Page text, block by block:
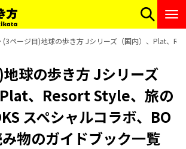
(3ページ目)地球の歩き方 Jシリーズ（国内）、Plat、
球の歩き方 Jシリーズ
Plat、Resort Style、旅の
スペシャルコラボ、BO
物のガイドブック一覧